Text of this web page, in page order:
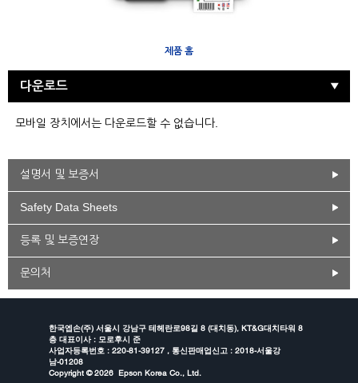
제품 홈
다운로드
모바일 장치에서는 다운로드할 수 없습니다.
설명서 및 보증서
Safety Data Sheets
등록 및 보증연장
문의처
한국엡손(주) 서울시 강남구 테헤란로98길 8 (대치동), KT&G대치타워 8
층 대표이사 : 모로후시 준
사업자등록번호 : 220-81-39127 , 통신판매업신고 : 2018-서울강
남-01208
Copyright ©2026 Epson Korea Co., Ltd.